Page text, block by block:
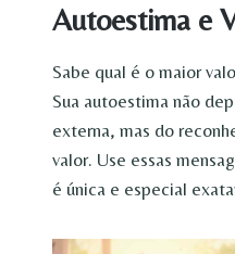
Autoestima e
Sabe qual é o maior
Sua autoestima não
externa, mas do
valor. Use essas
é única e especial